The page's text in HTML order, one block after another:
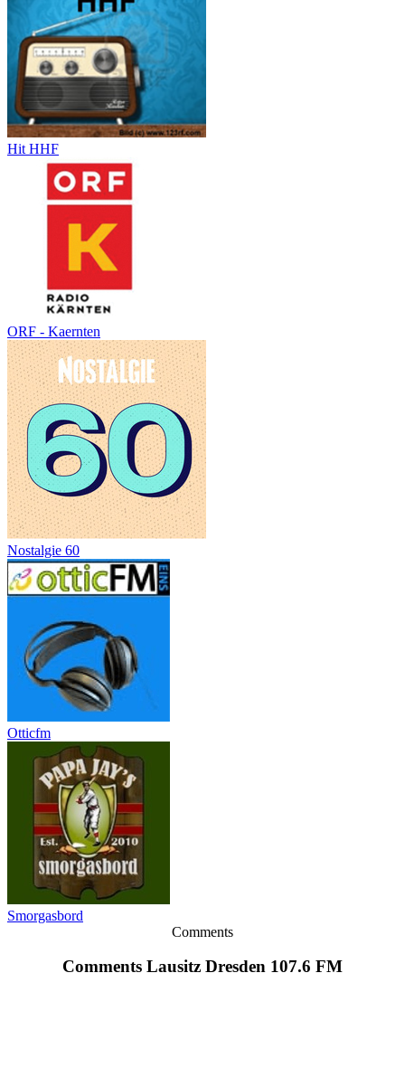
Hit HHF
ORF - Kaernten
Nostalgie 60
Otticfm
Smorgasbord
Comments
Comments Lausitz Dresden 107.6 FM